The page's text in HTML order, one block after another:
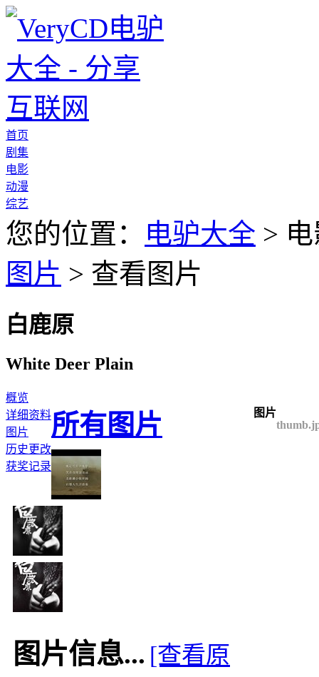
首页
剧集
电影
动漫
综艺
您的位置： 电驴大全 >
图片 > 查看图片
白鹿原
White Deer Plain
概览
详细资料
图片
历史更改
获奖记录
图片
所有图片
图片信息... [查看原